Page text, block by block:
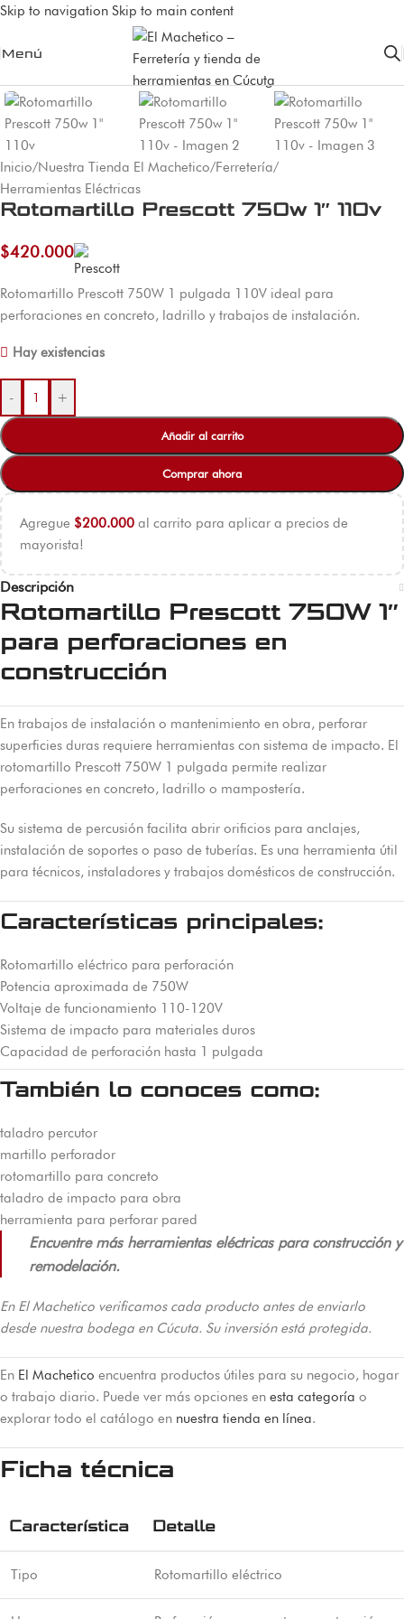
Skip to navigation Skip to main content
Menú
Inicio/Nuestra Tienda El Machetico/Ferretería/
Herramientas Eléctricas
Rotomartillo Prescott 750w 1″ 110v
$420.000
Rotomartillo Prescott 750W 1 pulgada 110V ideal para
perforaciones en concreto, ladrillo y trabajos de instalación.
Hay existencias
- +
Añadir al carrito
Comprar ahora
Agregue $200.000 al carrito para aplicar a precios de
mayorista!
Descripción
Rotomartillo Prescott 750W 1″
para perforaciones en
construcción
En trabajos de instalación o mantenimiento en obra, perforar
superficies duras requiere herramientas con sistema de impacto. El
rotomartillo Prescott 750W 1 pulgada permite realizar
perforaciones en concreto, ladrillo o mampostería.
Su sistema de percusión facilita abrir orificios para anclajes,
instalación de soportes o paso de tuberías. Es una herramienta útil
para técnicos, instaladores y trabajos domésticos de construcción.
Características principales:
Rotomartillo eléctrico para perforación
Potencia aproximada de 750W
Voltaje de funcionamiento 110-120V
Sistema de impacto para materiales duros
Capacidad de perforación hasta 1 pulgada
También lo conoces como:
taladro percutor
martillo perforador
rotomartillo para concreto
taladro de impacto para obra
herramienta para perforar pared
Encuentre más herramientas eléctricas para construcción y
remodelación.
En El Machetico verificamos cada producto antes de enviarlo
desde nuestra bodega en Cúcuta. Su inversión está protegida.
En El Machetico encuentra productos útiles para su negocio, hogar
o trabajo diario. Puede ver más opciones en esta categoría o
explorar todo el catálogo en nuestra tienda en línea.
Ficha técnica
Característica Detalle
Tipo Rotomartillo eléctrico